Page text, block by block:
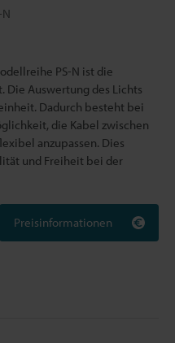
PS-N ist die
Die Auswertung des Lichts
Dadurch besteht bei
die Kabel zwischen
anzupassen. Dies
und Freiheit bei der
Preisinformationen